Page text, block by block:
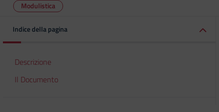
Modulistica
Indice della pagina
Descrizione
Il Documento